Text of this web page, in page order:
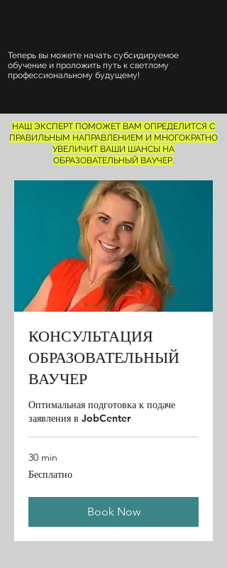
Теперь вы можете начать субсидируемое
обучение и проложить путь к светлому
профессиональному будущему!
НАШ ЭКСПЕРТ ПОМОЖЕТ ВАМ ОПРЕДЕЛИТСЯ С
ПРАВИЛЬНЫМ НАПРАВЛЕНИЕМ И МНОГОКРАТНО
УВЕЛИЧИТ ВАШИ ШАНСЫ НА
ОБРАЗОВАТЕЛЬНЫЙ ВАУЧЕР.
КОНСУЛЬТАЦИЯ
ОБРАЗОВАТЕЛЬНЫЙ
ВАУЧЕР
Оптимальная подготовка к подаче
заявления в JobCenter
30 min
Бесплатно
Бесплатно
Book Now